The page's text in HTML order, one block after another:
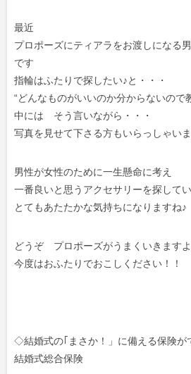
最近
プロポーズにティアラをお渡しになる
です
指輪はふたりで探したい♪と・・・
“どんなものがいいのか分からないので
中には そう言いながら・・・
写真を見せて下さる方もいらっしゃいま
男性が女性のために一生懸命に考え
一番良いと思うアクセサリーを探して
とてもあたたかな気持ちになりますね♪
どうぞ プロポーズがうまくいきますよ
今度はおふたりでおこしください！！
◇結婚式の｢まさか！」に備える保険が
結婚式総合保険